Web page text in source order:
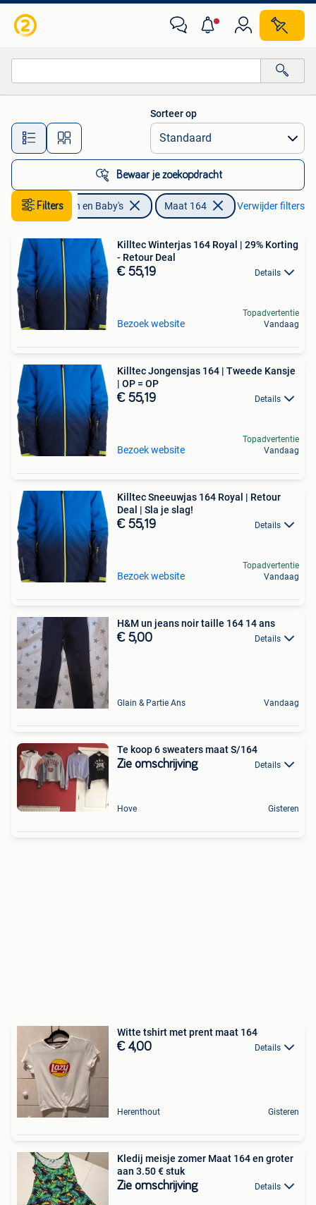
Alle afstanden…
Sorteer op
Bewaar je zoekopdracht
Filters
Kinderen en Baby's Maat 164 Verwijder filters
Killtec Winterjas 164 Royal | 29% Korting
- Retour Deal
€ 55,19 Details
Bezoek website
Topadvertentie
Vandaag
Killtec Jongensjas 164 | Tweede Kansje
| OP = OP
€ 55,19 Details
Bezoek website
Topadvertentie
Vandaag
Killtec Sneeuwjas 164 Royal | Retour
Deal | Sla je slag!
€ 55,19 Details
Bezoek website
Topadvertentie
Vandaag
H&M un jeans noir taille 164 14 ans
€ 5,00 Details
Glain & Partie Ans Vandaag
Te koop 6 sweaters maat S/164
Zie omschrijving Details
Hove Gisteren
Witte tshirt met prent maat 164
€ 4,00 Details
Herenthout Gisteren
Kledij meisje zomer Maat 164 en groter
aan 3.50 € stuk
Zie omschrijving Details